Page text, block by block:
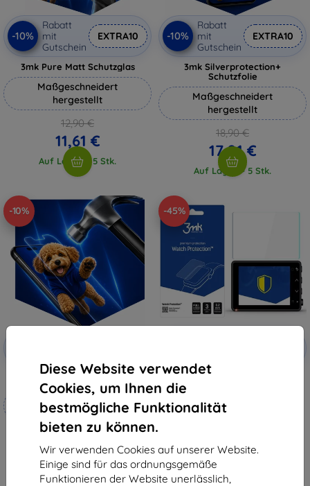
Diese Website verwendet
Cookies, um Ihnen die
bestmögliche Funktionalität
bieten zu können.
Wir verwenden Cookies auf unserer Website.
Einige sind für das ordnungsgemäße
Funktionieren der Website unerlässlich,
-10%
Rabatt
mit
Gutschein
EXTRA10
3mk Pure Matt Schutzglas
Maßgeschneidert
hergestellt
12,90 €
11,61 €
Auf Lager > 5 Stk.
-10%
Rabatt
mit
Gutschein
EXTRA10
3mk Silverprotection+
Schutzfolie
Maßgeschneidert
hergestellt
18,90 €
17,01 €
Auf Lager > 5 Stk.
-10%
3mk Hammer Schutzfolie
Maßgeschneidert
hergestellt
19,90 €
17,91 €
Auf Lager 4 Stk.
-45%
3MK FlexibleGlass Garmin Dash
Cam 47/57/67W Watch
12,90 €
Letztes Stück auf Lager